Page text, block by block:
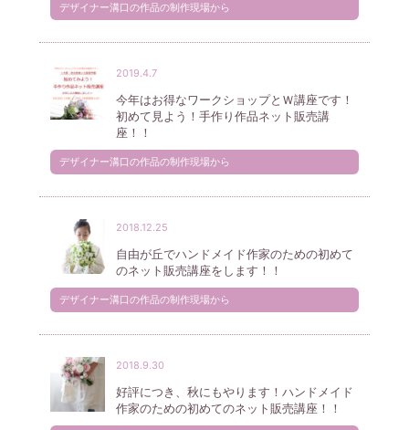
デザイナー溝口の作品の制作現場から
2019.4.7
今年はお得なワークショップとＷ講座です！
初めて見よう！手作り作品ネット販売講
座！！
デザイナー溝口の作品の制作現場から
2018.12.25
自由が丘でハンドメイド作家のための初めて
のネット販売講座をします！！
デザイナー溝口の作品の制作現場から
2018.9.30
好評につき、秋にもやります！ハンドメイド
作家のための初めてのネット販売講座！！